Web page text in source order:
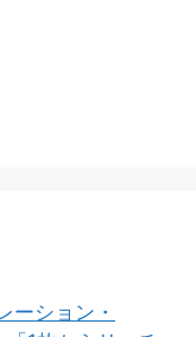
ーション・